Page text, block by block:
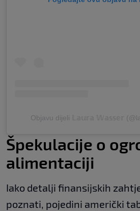
Objavu dijeli 𝕃𝕒𝕦𝕣𝕒 𝕎𝕒𝕤𝕤𝕖𝕣
Špekulacije o
alimentaciji
Iako detalji finansijskih
poznati, pojedini američki